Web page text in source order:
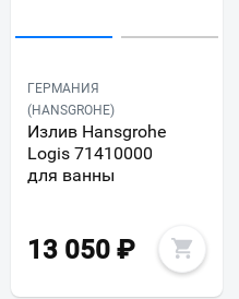
ГЕРМАНИЯ
(HANSGROHE)
Излив Hansgrohe
Logis 71410000
для ванны
13 050 ₽